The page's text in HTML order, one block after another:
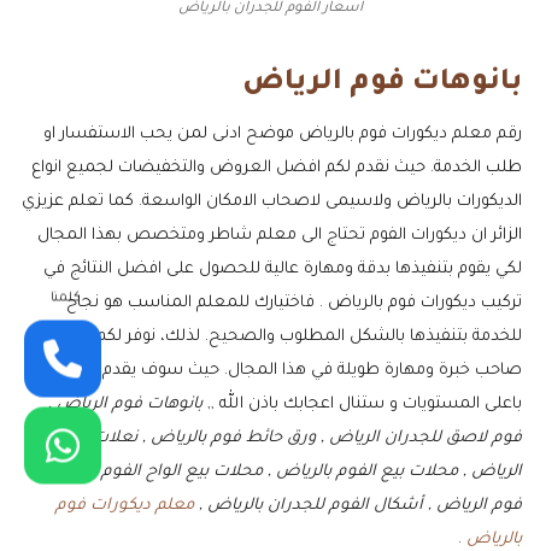
اسعار الفوم للجدران بالرياض
بانوهات فوم الرياض
رقم معلم ديكورات فوم بالرياض موضح ادنى لمن يحب الاستفسار او
طلب الخدمة. حيث نقدم لكم افضل العروض والتخفيضات لجميع انواع
الديكورات بالرياض ولاسيمى لاصحاب الامكان الواسعة. كما تعلم عزيزي
الزائر ان ديكورات الفوم تحتاج الى معلم شاطر ومتخصص بهذا المجال
لكي يقوم بتنفيذها بدقة ومهارة عالية للحصول على افضل النتائج في
تركيب ديكورات فوم بالرياض . فاختيارك للمعلم المناسب هو نجاح
للخدمة بتنفيذها بالشكل المطلوب والصحيح. لذلك، نوفر لكم معلم
صاحب خبرة ومهارة طويلة في هذا المجال. حيث سوف يقدم لك الخدمة
باعلى المستويات و ستنال اعجابك باذن الله ,,بانوهات فوم الرياض ,
فوم لاصق للجدران الرياض , ورق حائط فوم بالرياض , نعلات فوم
الرياض , محلات بيع الفوم بالرياض , محلات بيع الواح الفوم , واجهات
فوم الرياض , أشكال الفوم للجدران بالرياض ,معلم ديكورات فوم
بالرياض .
كلمنا